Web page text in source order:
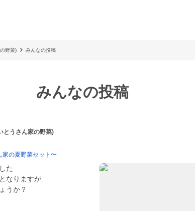
野菜) みんなの投稿
みんなの投稿
とうさん家の野菜)
家の夏野菜セット〜
た
なりますが
うか？